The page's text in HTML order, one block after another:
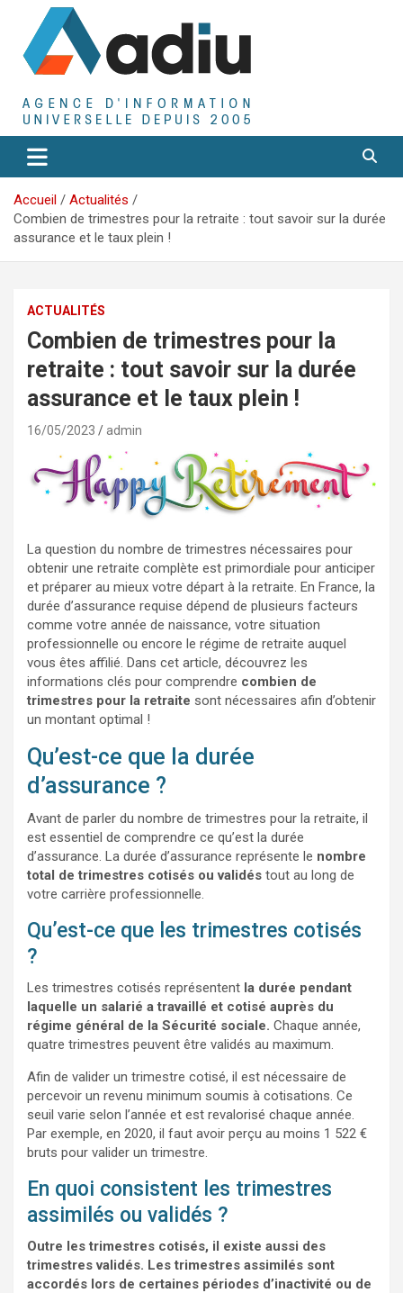
contenu
Adiu
Agence D'Informations Universelle
Accueil
Actualités
Combien de trimestres pour la retraite : tout savoir sur la durée
assurance et le taux plein !
ACTUALITÉS
Combien de trimestres pour la
retraite : tout savoir sur la durée
assurance et le taux plein !
16/05/2023 admin
La question du nombre de trimestres nécessaires pour
obtenir une retraite complète est primordiale pour anticiper
et préparer au mieux votre départ à la retraite. En France, la
durée d’assurance requise dépend de plusieurs facteurs
comme votre année de naissance, votre situation
professionnelle ou encore le régime de retraite auquel
vous êtes affilié. Dans cet article, découvrez les
informations clés pour comprendre combien de
trimestres pour la retraite sont nécessaires afin d’obtenir
un montant optimal !
Qu’est-ce que la durée
d’assurance ?
Avant de parler du nombre de trimestres pour la retraite, il
est essentiel de comprendre ce qu’est la durée
d’assurance. La durée d’assurance représente le nombre
total de trimestres cotisés ou validés tout au long de
votre carrière professionnelle.
Qu’est-ce que les trimestres cotisés
?
Les trimestres cotisés représentent la durée pendant
laquelle un salarié a travaillé et cotisé auprès du
régime général de la Sécurité sociale. Chaque année,
quatre trimestres peuvent être validés au maximum.
Afin de valider un trimestre cotisé, il est nécessaire de
percevoir un revenu minimum soumis à cotisations. Ce
seuil varie selon l’année et est revalorisé chaque année.
Par exemple, en 2020, il faut avoir perçu au moins 1 522 €
bruts pour valider un trimestre.
En quoi consistent les trimestres
assimilés ou validés ?
Outre les trimestres cotisés, il existe aussi des
trimestres validés. Les trimestres assimilés sont
accordés lors de certaines périodes d’inactivité ou de